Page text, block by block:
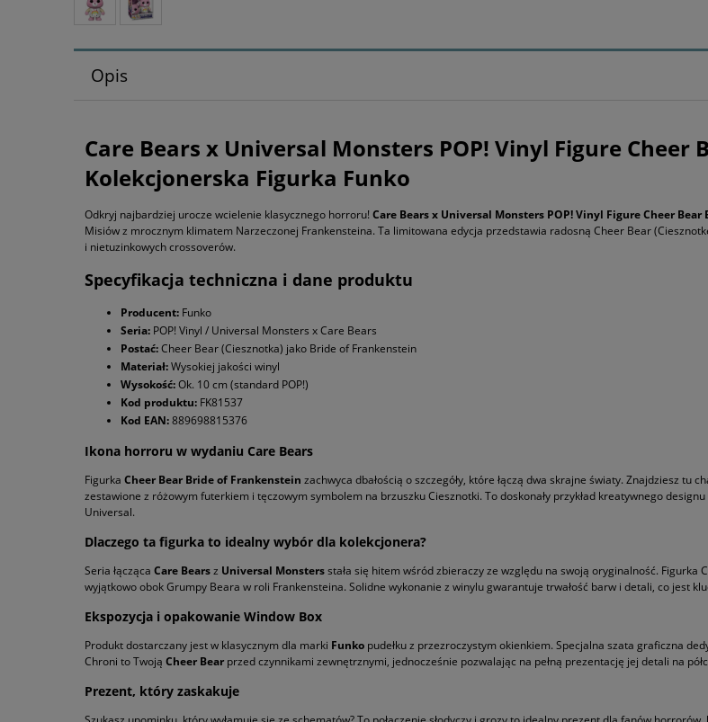
Opis
Care Bears x Universal Monsters POP! Vinyl Figure Cheer
Kolekcjonerska Figurka Funko
Odkryj najbardziej urocze wcielenie klasycznego horroru! Care Bears x Universal Monsters POP! Vinyl Figure Cheer
Misiów z mrocznym klimatem Narzeczonej Frankensteina. Ta limitowana edycja przedstawia radosną Cheer Bear
i nietuzinkowych crossoverów.
Specyfikacja techniczna i dane produktu
Producent: Funko
Seria: POP! Vinyl / Universal Monsters x Care Bears
Postać:Cheer Bear (Ciesznotka) jako Bride of Frankenstein
Materiał:Wysokiej jakości winyl
Wysokość:Ok. 10 cm (standard POP!)
Kod produktu: FK81537
Kod EAN:889698815376
Ikona horroru w wydaniu Care Bears
Figurka Cheer Bear Bride of Frankenstein zachwyca dbałością o szczegóły, które łączą dwa skrajne światy. Znajdziesz
zestawione z różowym futerkiem i tęczowym symbolem na brzuszku Ciesznotki. To doskonały przykład kreatywnego designu
Universal.
Dlaczego ta figurka to idealny wybór dla kolekcjonera?
Seria łącząca Care Bearsz Universal Monstersstała się hitem wśród zbieraczy ze względu na swoją oryginalność.
wyjątkowo obok Grumpy Beara w roli Frankensteina. Solidne wykonanie z winylu gwarantuje trwałość barw i detali, co jest
Ekspozycja i opakowanie Window Box
Produkt dostarczany jest w klasycznym dla marki Funko pudełku z przezroczystym okienkiem. Specjalna szata graficzna
Chroni to Twoją Cheer Bear przed czynnikami zewnętrznymi, jednocześnie pozwalając na pełną prezentację jej detali na
Prezent, który zaskakuje